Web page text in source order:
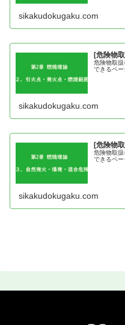
sikakudokugaku.com
[危険物
危険物取
できるペー
sikakudokugaku.com
[危険物
危険物取
できるペー
sikakudokugaku.com